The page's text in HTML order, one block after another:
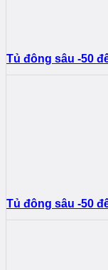
Tủ đông sâu -50
Tủ đông sâu -50